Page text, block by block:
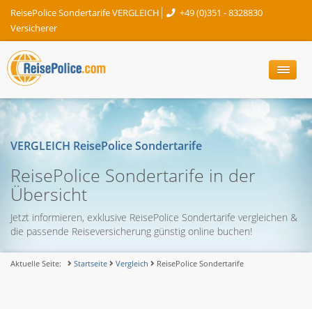
ReisePolice Sondertarife VERGLEICH
+49 (0)351 - 8328830
Versicherer
VERGLEICH ReisePolice Sondertarife
ReisePolice Sondertarife in der
Übersicht
Jetzt informieren, exklusive ReisePolice Sondertarife vergleichen &
die passende Reiseversicherung günstig online buchen!
Aktuelle Seite: Startseite Vergleich ReisePolice Sondertarife